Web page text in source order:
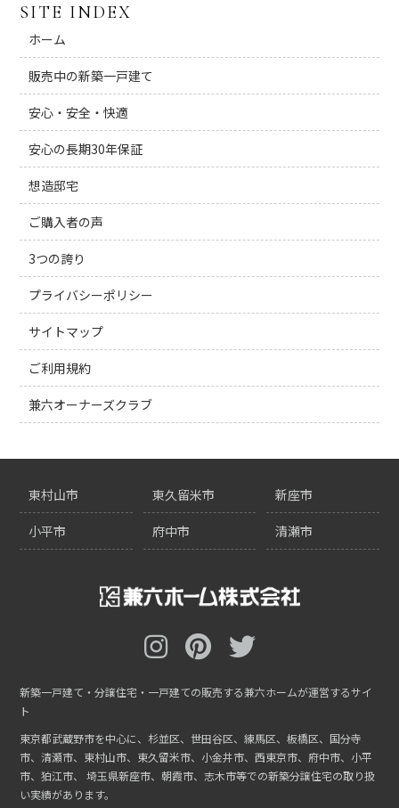
SITE INDEX
ホーム
販売中の新築一戸建て
安心・安全・快適
安心の長期30年保証
想造邸宅
ご購入者の声
3つの誇り
プライバシーポリシー
サイトマップ
ご利用規約
兼六オーナーズクラブ
東村山市 東久留米市 新座市
小平市 府中市 清瀬市
新築一戸建て・分譲住宅・一戸建ての販売する兼六ホームが運営するサイ
ト
東京都武蔵野市を中心に、杉並区、世田谷区、練馬区、板橋区、国分寺
市、清瀬市、東村山市、東久留米市、小金井市、西東京市、府中市、小平
市、狛江市、
埼玉県新座市、朝霞市、志木市等での新築分譲住宅の取り扱
い実績があります。